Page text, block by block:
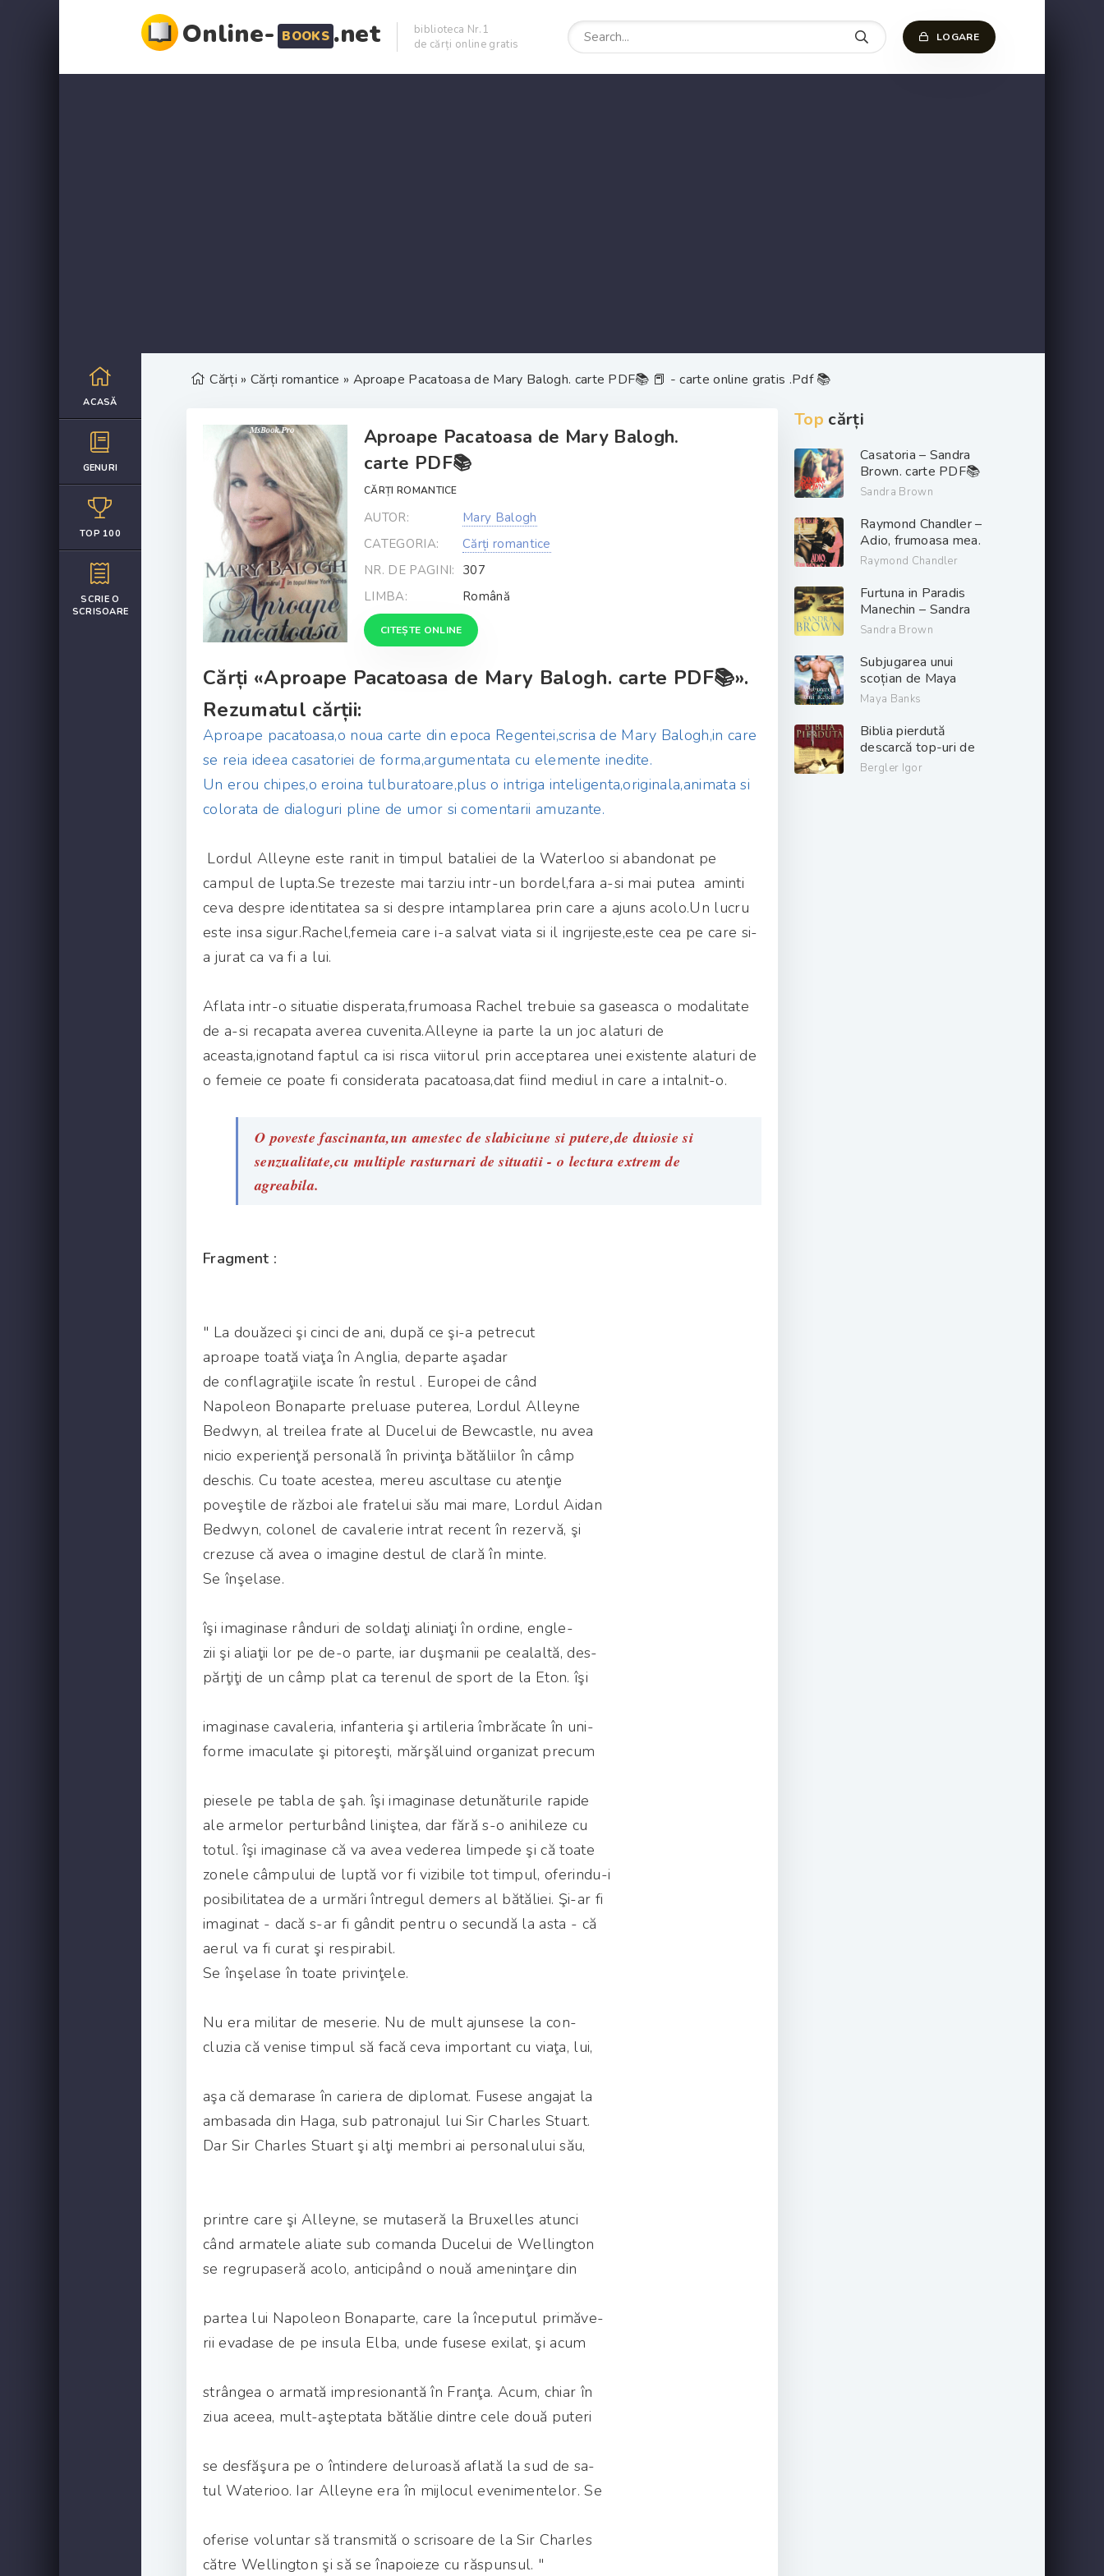
Online- BOOKS .net
biblioteca Nr.1
de cărți online gratis
LOGARE
ACASĂ
GENURI
TOP 100
SCRIE O
SCRISOARE
Cărți » Cărți romantice » Aproape Pacatoasa de Mary Balogh. carte PDF📚 📕 - carte online gratis .Pdf 📚
Aproape Pacatoasa de Mary Balogh.
carte PDF📚
CĂRȚI ROMANTICE
AUTOR:
Mary Balogh
CATEGORIA:
Cărți romantice
NR. DE PAGINI: 307
LIMBA:
Română
CITEȘTE ONLINE
Cărți «Aproape Pacatoasa de Mary Balogh. carte PDF📚».
Rezumatul cărții:
Aproape pacatoasa,o noua carte din epoca Regentei,scrisa de Mary Balogh,in care
se reia ideea casatoriei de forma,argumentata cu elemente inedite.
Un erou chipes,o eroina tulburatoare,plus o intriga inteligenta,originala,animata si
colorata de dialoguri pline de umor si comentarii amuzante.
Lordul Alleyne este ranit in timpul bataliei de la Waterloo si abandonat pe
campul de lupta.Se trezeste mai tarziu intr-un bordel,fara a-si mai putea aminti
ceva despre identitatea sa si despre intamplarea prin care a ajuns acolo.Un lucru
este insa sigur.Rachel,femeia care i-a salvat viata si il ingrijeste,este cea pe care si-
a jurat ca va fi a lui.
Aflata intr-o situatie disperata,frumoasa Rachel trebuie sa gaseasca o modalitate
de a-si recapata averea cuvenita.Alleyne ia parte la un joc alaturi de
aceasta,ignotand faptul ca isi risca viitorul prin acceptarea unei existente alaturi de
o femeie ce poate fi considerata pacatoasa,dat fiind mediul in care a intalnit-o.
O poveste fascinanta,un amestec de slabiciune si putere,de duiosie si
senzualitate,cu multiple rasturnari de situatii - o lectura extrem de
agreabila.
Fragment :
" La douăzeci şi cinci de ani, după ce şi-a petrecut
aproape toată viaţa în Anglia, departe aşadar
de conflagraţiile iscate în restul . Europei de când
Napoleon Bonaparte preluase puterea, Lordul Alleyne
Bedwyn, al treilea frate al Ducelui de Bewcastle, nu avea
nicio experienţă personală în privinţa bătăliilor în câmp
deschis. Cu toate acestea, mereu ascultase cu atenţie
poveştile de război ale fratelui său mai mare, Lordul Aidan
Bedwyn, colonel de cavalerie intrat recent în rezervă, şi
crezuse că avea o imagine destul de clară în minte.
Se înşelase.
îşi imaginase rânduri de soldaţi aliniaţi în ordine, engle-
zii şi aliaţii lor pe de-o parte, iar duşmanii pe cealaltă, des-
părţiţi de un câmp plat ca terenul de sport de la Eton. îşi
imaginase cavaleria, infanteria şi artileria îmbrăcate în uni-
forme imaculate şi pitoreşti, mărşăluind organizat precum
piesele pe tabla de şah. îşi imaginase detunăturile rapide
ale armelor perturbând liniştea, dar fără s-o anihileze cu
totul. îşi imaginase că va avea vederea limpede şi că toate
zonele câmpului de luptă vor fi vizibile tot timpul, oferindu-i
posibilitatea de a urmări întregul demers al bătăliei. Şi-ar fi
imaginat - dacă s-ar fi gândit pentru o secundă la asta - că
aerul va fi curat şi respirabil.
Se înşelase în toate privinţele.
Nu era militar de meserie. Nu de mult ajunsese la con-
cluzia că venise timpul să facă ceva important cu viaţa, lui,
aşa că demarase în cariera de diplomat. Fusese angajat la
ambasada din Haga, sub patronajul lui Sir Charles Stuart.
Dar Sir Charles Stuart şi alţi membri ai personalului său,
printre care şi Alleyne, se mutaseră la Bruxelles atunci
când armatele aliate sub comanda Ducelui de Wellington
se regrupaseră acolo, anticipând o nouă ameninţare din
partea lui Napoleon Bonaparte, care la începutul primăve-
rii evadase de pe insula Elba, unde fusese exilat, şi acum
strângea o armată impresionantă în Franţa. Acum, chiar în
ziua aceea, mult-aşteptata bătălie dintre cele două puteri
se desfăşura pe o întindere deluroasă aflată la sud de sa-
tul Waterioo. Iar Alleyne era în mijlocul evenimentelor. Se
oferise voluntar să transmită o scrisoare de la Sir Charles
către Wellington şi să se înapoieze cu răspunsul. "
Top cărți
Casatoria – Sandra
Brown. carte PDF📚
Sandra Brown
Raymond Chandler –
Adio, frumoasa mea.
PDF📚
Raymond Chandler
Furtuna in Paradis
Manechin – Sandra
Brown. PDF📚
Sandra Brown
Subjugarea unui
scoțian de Maya
Banks descarcă carți
gratis .pdf 📖
Maya Banks
Biblia pierdută
descarcă top-uri de
cărți online gratis
Bergler Igor